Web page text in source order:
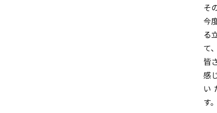
そ
今
る
て
皆
感
い
す